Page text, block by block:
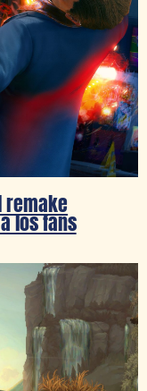
remake
los fans